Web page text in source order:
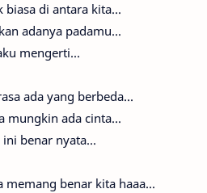
biasa di antara kita...
adanya padamu...
mengerti...
ada yang berbeda...
mungkin ada cinta...
ini benar nyata...
memang benar kita haaa...